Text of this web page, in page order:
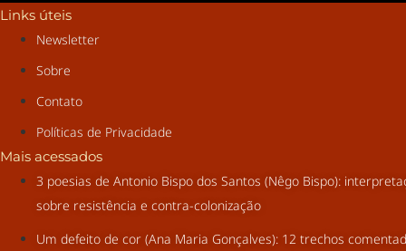
Links úteis
Newsletter
Sobre
Contato
Políticas de Privacidade
Mais acessados
3 poesias de Antonio Bispo dos Santos (Nêgo Bispo):
sobre resistência e contra-colonização
Um defeito de cor (Ana Maria Gonçalves): 12 trechos